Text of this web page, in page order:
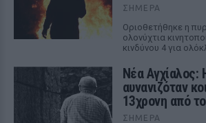
ΣΉΜΕΡΑ
Οριοθετήθηκε η
ολονύχτια
κινδύνου 4 για
Νέα Αγχίαλος:
αυνανιζόταν
13χρονη από
ΣΉΜΕΡΑ